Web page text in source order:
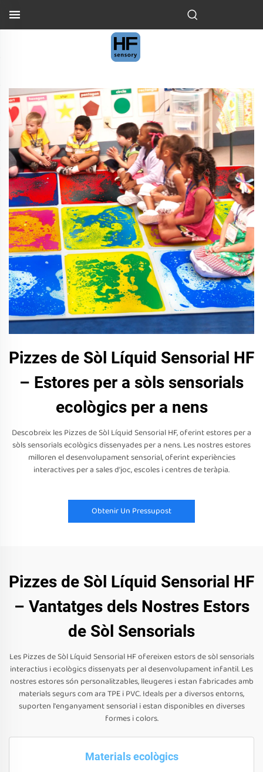
Pizzes de Sòl Líquid Sensorial HF
– Estores per a sòls sensorials
ecològics per a nens
Descobreix les Pizzes de Sòl Líquid Sensorial HF, oferint estores per a
sòls sensorials ecològics dissenyades per a nens. Les nostres estores
milloren el desenvolupament sensorial, oferint experiències
interactives per a sales d'joc, escoles i centres de teràpia.
Obtenir Un Pressupost
Pizzes de Sòl Líquid Sensorial HF
– Vantatges dels Nostres Estors
de Sòl Sensorials
Les Pizzes de Sòl Líquid Sensorial HF ofereixen estors de sòl sensorials
interactius i ecològics dissenyats per al desenvolupament infantil. Les
nostres estores són personalitzables, lleugeres i estan fabricades amb
materials segurs com ara TPE i PVC. Ideals per a diversos entorns,
suporten l'enganyament sensorial i estan disponibles en diverses
formes i colors.
Materials ecològics